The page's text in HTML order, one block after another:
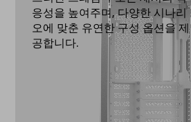
응성을 높여주며, 다양한 시나리
오에 맞춘 유연한 구성 옵션을 제
공합니다.